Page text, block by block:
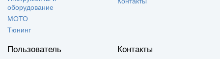
оборудование
МОТО
Тюнинг
Пользователь Контакты